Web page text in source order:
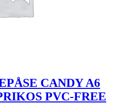
CANDY A6
PVC-FREE